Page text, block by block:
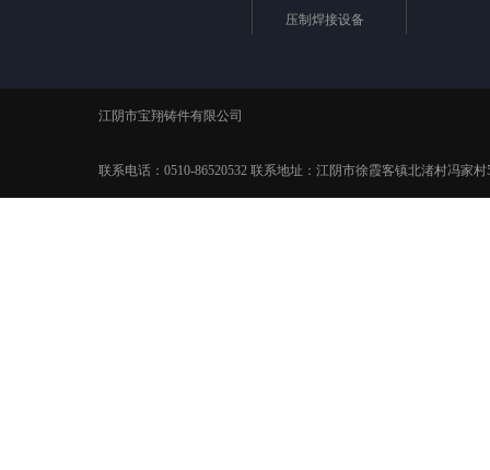
压制焊接设备
江阴市宝翔铸件有限公司
联系电话：0510-86520532 联系地址：江阴市徐霞客镇北渚村冯家村